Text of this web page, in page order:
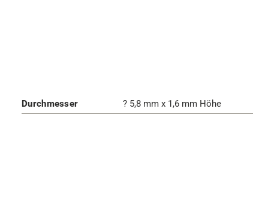
Durchmesser ? 5,8 mm x 1,6 mm Höhe